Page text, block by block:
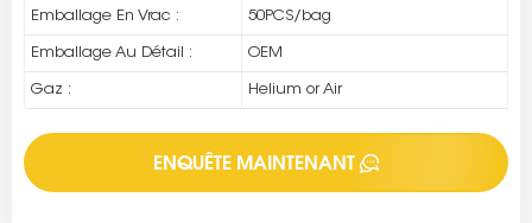
Emballage En Vrac : 50PCS/bag
Emballage Au Détail : OEM
Gaz : Helium or Air
ENQUÊTE MAINTENANT